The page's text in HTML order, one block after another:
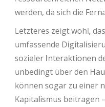
werden, da sich die
Letzteres zeigt wohl,
umfassende
sozialer Interaktionen
unbedingt über den
können sogar zu einer
Kapitalismus beitragen